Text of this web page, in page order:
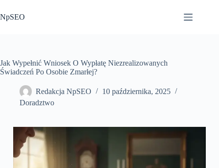
do
treści
NpSEO
Jak Wypełnić Wniosek O Wypłatę Niezrealizowanych
Świadczeń Po Osobie Zmarłej?
Redakcja NpSEO
10 października, 2025
Doradztwo